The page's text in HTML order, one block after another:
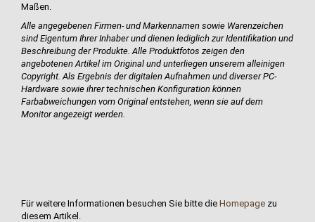
Maßen.
Alle angegebenen Firmen- und Markennamen sowie Warenzeichen
sind Eigentum Ihrer Inhaber und dienen lediglich zur Identifikation und
Beschreibung der Produkte.Alle Produktfotos zeigen den
angebotenen Artikel im Original und unterliegen unserem alleinigen
Copyright. Als Ergebnis der digitalen Aufnahmen und diverser PC-
Hardware sowie ihrer technischen Konfiguration können
Farbabweichungen vom Original entstehen, wenn sie auf dem
Monitor angezeigt werden.
Für weitere Informationen besuchen Sie bitte die Homepage zu
diesem Artikel.